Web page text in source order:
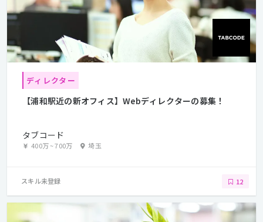
ディレクター
【浦和駅近の新オフィス】Webディレクターの募集！
タブコード
400万~700万 埼玉
スキル未登録 12